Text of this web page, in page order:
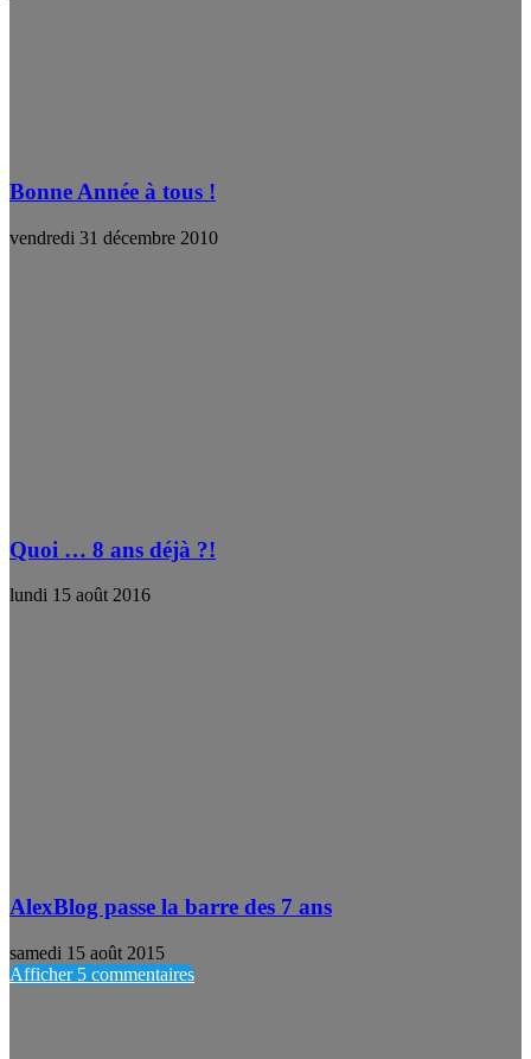
Bonne Année à tous !
vendredi 31 décembre 2010
Quoi … 8 ans déjà ?!
lundi 15 août 2016
AlexBlog passe la barre des 7 ans
samedi 15 août 2015
Afficher 5 commentaires